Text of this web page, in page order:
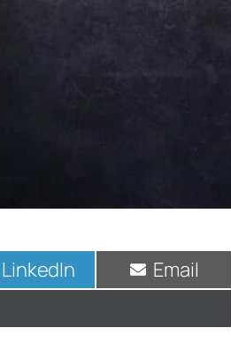
Compartir
en
LinkedIn Compartir
en
Email